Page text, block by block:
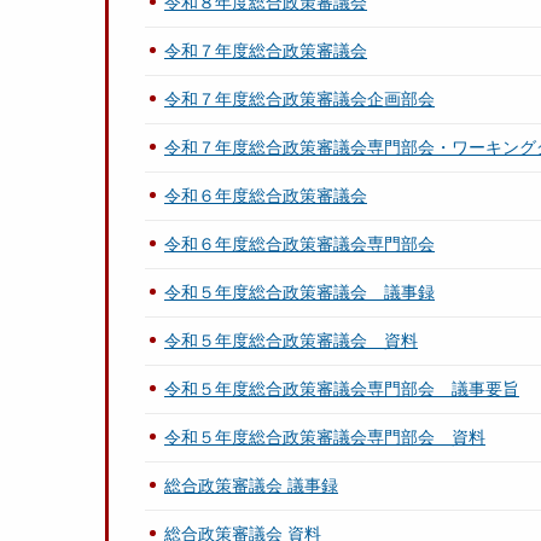
令和７年度総合政策審議会
令和７年度総合政策審議会企画部会
令和７年度総合政策審議会専門部会・ワーキング
令和６年度総合政策審議会
令和６年度総合政策審議会専門部会
令和５年度総合政策審議会 議事録
令和５年度総合政策審議会 資料
令和５年度総合政策審議会専門部会 議事要旨
令和５年度総合政策審議会専門部会 資料
総合政策審議会 議事録
総合政策審議会 資料